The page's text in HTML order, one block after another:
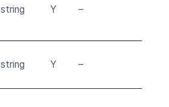
string Y –
string Y –